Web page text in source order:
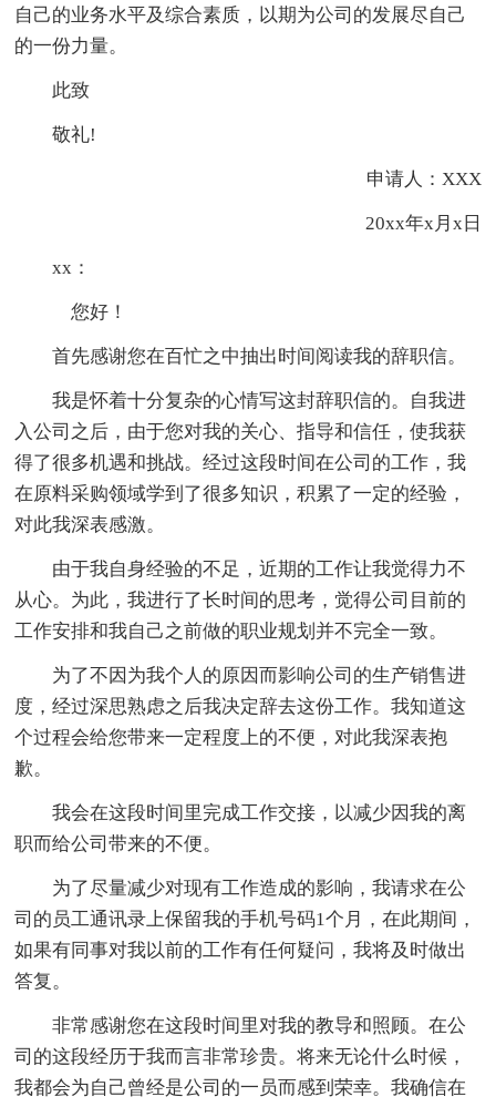
自己的业务水平及综合素质，以期为公司的发展尽自己
的一份力量。
此致
敬礼!
申请人：XXX
20xx年x月x日
xx：
您好！
首先感谢您在百忙之中抽出时间阅读我的辞职信。
我是怀着十分复杂的心情写这封辞职信的。自我进
入公司之后，由于您对我的关心、指导和信任，使我获
得了很多机遇和挑战。经过这段时间在公司的工作，我
在原料采购领域学到了很多知识，积累了一定的经验，
对此我深表感激。
由于我自身经验的不足，近期的工作让我觉得力不
从心。为此，我进行了长时间的思考，觉得公司目前的
工作安排和我自己之前做的职业规划并不完全一致。
为了不因为我个人的原因而影响公司的生产销售进
度，经过深思熟虑之后我决定辞去这份工作。我知道这
个过程会给您带来一定程度上的不便，对此我深表抱
歉。
我会在这段时间里完成工作交接，以减少因我的离
职而给公司带来的不便。
为了尽量减少对现有工作造成的影响，我请求在公
司的员工通讯录上保留我的手机号码1个月，在此期间，
如果有同事对我以前的工作有任何疑问，我将及时做出
答复。
非常感谢您在这段时间里对我的教导和照顾。在公
司的这段经历于我而言非常珍贵。将来无论什么时候，
我都会为自己曾经是公司的一员而感到荣幸。我确信在